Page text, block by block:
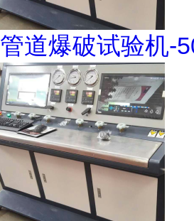
管道爆破试验机-